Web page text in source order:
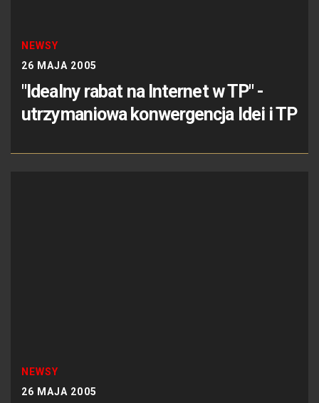
NEWSY
26 MAJA 2005
"Idealny rabat na Internet w TP" -
utrzymaniowa konwergencja Idei i TP
NEWSY
26 MAJA 2005